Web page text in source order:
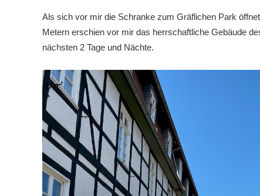
Als sich vor mir die Schranke zum Gräflichen Park
Metern erschien vor mir das herrschaftliche Gebäude
nächsten 2 Tage und Nächte.